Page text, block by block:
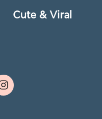
Cute & Viral